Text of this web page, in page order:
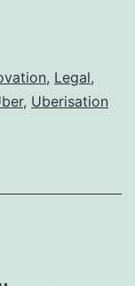
, Legal,
, Uberisation